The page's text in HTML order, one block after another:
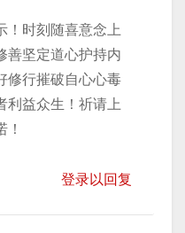
！时刻随喜意念上
善坚定道心护持内
修行摧破自心心毒
利益众生！祈请上
登录以回复